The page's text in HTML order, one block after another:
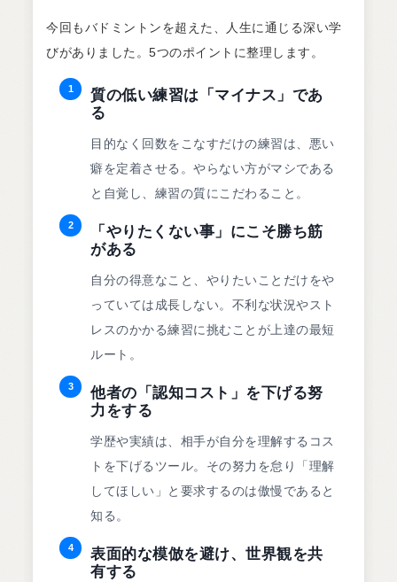
今回もバドミントンを超えた、人生に通じる深い学
びがありました。5つのポイントに整理します。
1
質の低い練習は「マイナス」であ
る
目的なく回数をこなすだけの練習は、悪い
癖を定着させる。やらない方がマシである
と自覚し、練習の質にこだわること。
2
「やりたくない事」にこそ勝ち筋
がある
自分の得意なこと、やりたいことだけをや
っていては成長しない。不利な状況やスト
レスのかかる練習に挑むことが上達の最短
ルート。
3
他者の「認知コスト」を下げる努
力をする
学歴や実績は、相手が自分を理解するコス
トを下げるツール。その努力を怠り「理解
してほしい」と要求するのは傲慢であると
知る。
4
表面的な模倣を避け、世界観を共
有する